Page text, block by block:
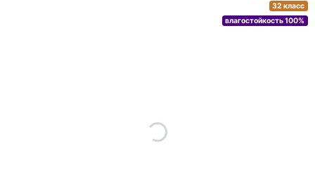
32 класс
влагостойкость 100%